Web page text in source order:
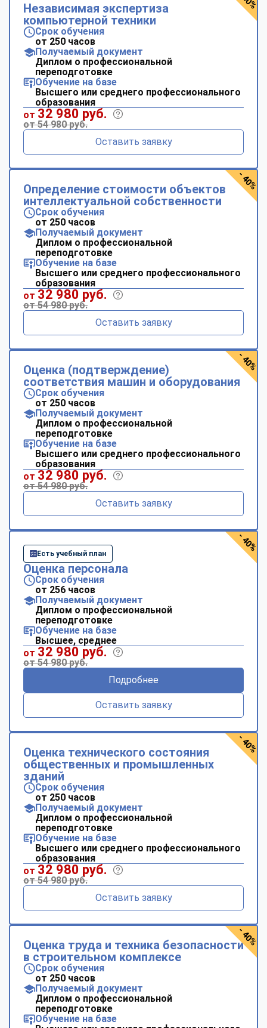
Независимая экспертиза
компьютерной техники
Срок обучения
от 250 часов
Получаемый документ
Диплом о профессиональной
переподготовке
Обучение на базе
Высшего или среднего профессионального
образования
от 32 980 руб.
от 54 980 руб.
Оставить заявку
Определение стоимости объектов
интеллектуальной собственности
Срок обучения
от 250 часов
Получаемый документ
Диплом о профессиональной
переподготовке
Обучение на базе
Высшего или среднего профессионального
образования
от 32 980 руб.
от 54 980 руб.
Оставить заявку
- 40%
Оценка (подтверждение)
соответствия машин и оборудования
Срок обучения
от 250 часов
Получаемый документ
Диплом о профессиональной
переподготовке
Обучение на базе
Высшего или среднего профессионального
образования
от 32 980 руб.
от 54 980 руб.
Оставить заявку
- 40%
Есть учебный план
Оценка персонала
Срок обучения
от 256 часов
Получаемый документ
Диплом о профессиональной
переподготовке
Обучение на базе
Высшее, среднее
от 32 980 руб.
от 54 980 руб.
Подробнее
Оставить заявку
- 40%
Оценка технического состояния
общественных и промышленных
зданий
Срок обучения
от 250 часов
Получаемый документ
Диплом о профессиональной
переподготовке
Обучение на базе
Высшего или среднего профессионального
образования
от 32 980 руб.
от 54 980 руб.
Оставить заявку
- 40%
Оценка труда и техника безопасности
в строительном комплексе
Срок обучения
от 250 часов
Получаемый документ
Диплом о профессиональной
переподготовке
Обучение на базе
- 40%